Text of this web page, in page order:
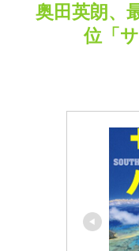
奥田英朗、
位「